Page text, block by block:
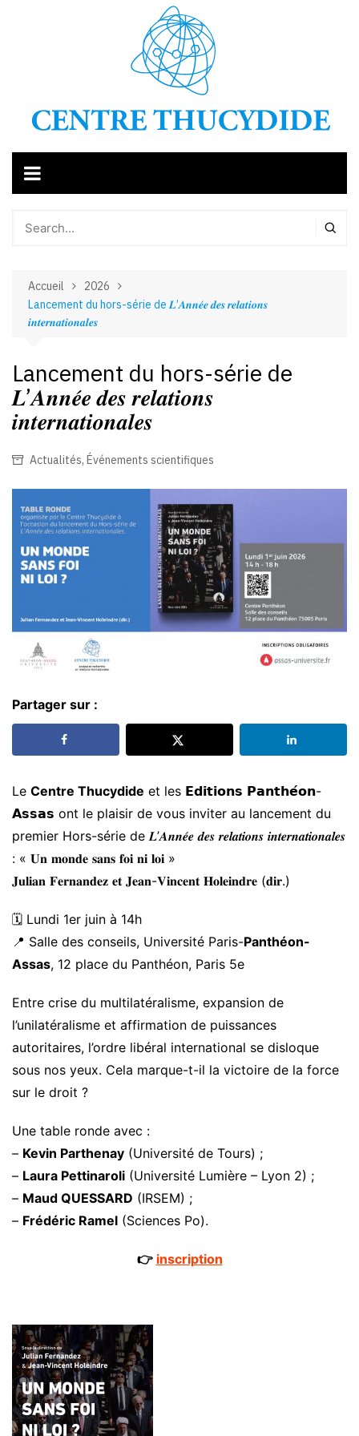
Accueil
2026
Lancement du hors-série de 𝑳’𝑨𝒏𝒏𝒆́𝒆 𝒅𝒆𝒔 𝒓𝒆𝒍𝒂𝒕𝒊𝒐𝒏𝒔
𝒊𝒏𝒕𝒆𝒓𝒏𝒂𝒕𝒊𝒐𝒏𝒂𝒍𝒆𝒔
Lancement du hors-série de
𝑳’𝑨𝒏𝒏𝒆́𝒆 𝒅𝒆𝒔 𝒓𝒆𝒍𝒂𝒕𝒊𝒐𝒏𝒔
𝒊𝒏𝒕𝒆𝒓𝒏𝒂𝒕𝒊𝒐𝒏𝒂𝒍𝒆𝒔
Actualités, Événements scientifiques
Partager sur :
Le Centre Thucydide et les 𝗘𝗱𝗶𝘁𝗶𝗼𝗻𝘀 𝗣𝗮𝗻𝘁𝗵𝗲́𝗼𝗻-
𝗔𝘀𝘀𝗮𝘀 ont le plaisir de vous inviter au lancement du
premier Hors-série de 𝑳’𝑨𝒏𝒏𝒆́𝒆 𝒅𝒆𝒔 𝒓𝒆𝒍𝒂𝒕𝒊𝒐𝒏𝒔 𝒊𝒏𝒕𝒆𝒓𝒏𝒂𝒕𝒊𝒐𝒏𝒂𝒍𝒆𝒔
: « 𝐔𝐧 𝐦𝐨𝐧𝐝𝐞 𝐬𝐚𝐧𝐬 𝐟𝐨𝐢 𝐧𝐢 𝐥𝐨𝐢 »
𝐉𝐮𝐥𝐢𝐚𝐧 𝐅𝐞𝐫𝐧𝐚𝐧𝐝𝐞𝐳 𝐞𝐭 𝐉𝐞𝐚𝐧-𝐕𝐢𝐧𝐜𝐞𝐧𝐭 𝐇𝐨𝐥𝐞𝐢𝐧𝐝𝐫𝐞 (𝐝𝐢𝐫.)
🗓️ Lundi 1er juin à 14h
📍 Salle des conseils, Université Paris-Panthéon-
Assas, 12 place du Panthéon, Paris 5e
Entre crise du multilatéralisme, expansion de
l’unilatéralisme et affirmation de puissances
autoritaires, l’ordre libéral international se disloque
sous nos yeux. Cela marque-t-il la victoire de la force
sur le droit ?
Une table ronde avec :
– Kevin Parthenay (Université de Tours) ;
– Laura Pettinaroli (Université Lumière – Lyon 2) ;
– Maud QUESSARD (IRSEM) ;
– Frédéric Ramel (Sciences Po).
👉 inscription